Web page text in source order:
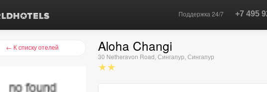
Поддержка 24/7 +7 495
← К списку отелей Aloha Changi
30 Netheravon Road Сингапур Сингапур
★★